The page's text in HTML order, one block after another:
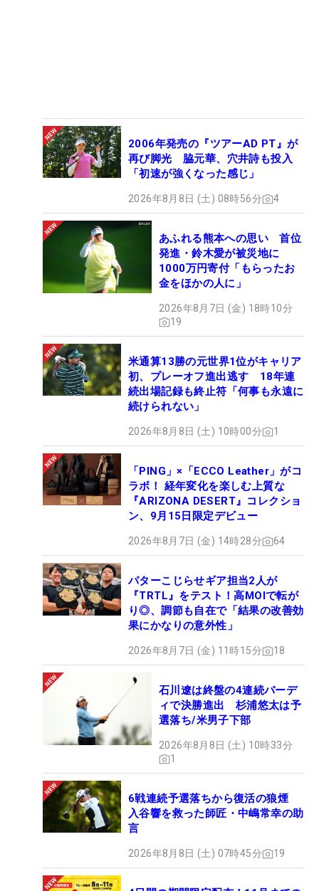
2006年発売の『ツアーAD PT』が
再び脚光 脇元華、穴井詩も投入
「初速が強くなった感じ」
2026年8月8日 (土) 08時56分 4
あふれる熊本への思い 首位
発進・鈴木愛が被災地に
1000万円寄付「もらったお
金をほかの人に」
2026年8月7日 (金) 18時10分
19
米通算13勝の元世界1位がキャリア
初、プレーオフ進出逃す 18年連
続出場記録も終止符「何事も永遠に
続けられない」
2026年8月8日 (土) 10時00分 1
「PING」×「ECCO Leather」がコ
ラボ！ 経年変化を楽しむ上質な
『ARIZONA DESERT』コレクショ
ン、9月15日限定デビュー
2026年8月7日 (金) 14時28分 64
パターこじらせギア担当2人が
『TRTL』をテスト！高MOIで転が
り◎、調節も自在で「結果の改善効
果にかなりの意外性」
2026年8月7日 (金) 11時15分 18
石川遼は終盤の4連続バーデ
ィで決勝進出 杉浦悠太は予
選落ち/米男子下部
2026年8月8日 (土) 10時33分
1
6戦連続予選落ちから復活の狼煙
入谷響を救った師匠・中嶋常幸の助
言
2026年8月8日 (土) 07時45分 19